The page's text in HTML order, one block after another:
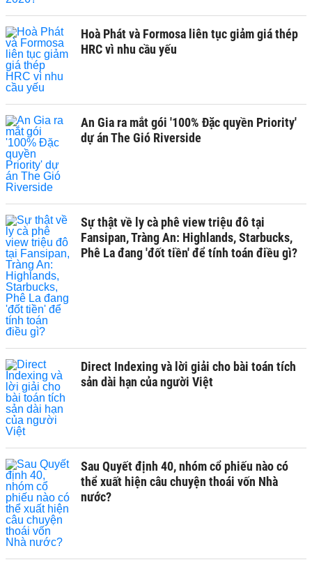
Hoà Phát và Formosa liên tục giảm giá thép
HRC vì nhu cầu yếu
An Gia ra mắt gói '100% Đặc quyền Priority'
dự án The Gió Riverside
Sự thật về ly cà phê view triệu đô tại
Fansipan, Tràng An: Highlands, Starbucks,
Phê La đang 'đốt tiền' để tính toán điều gì?
Direct Indexing và lời giải cho bài toán tích
sản dài hạn của người Việt
Sau Quyết định 40, nhóm cổ phiếu nào có
thể xuất hiện câu chuyện thoái vốn Nhà
nước?